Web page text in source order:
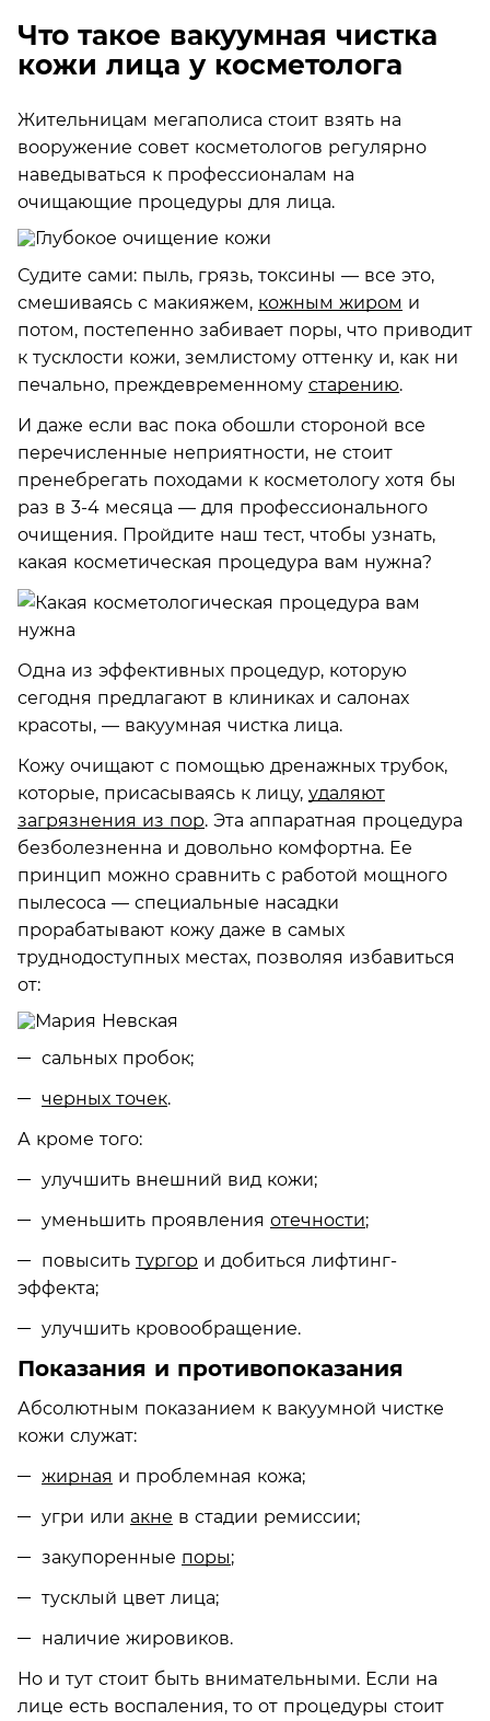
Что такое вакуумная чистка
кожи лица у косметолога
Жительницам мегаполиса стоит взять на
вооружение совет косметологов регулярно
наведываться к профессионалам на
очищающие процедуры для лица.
Судите сами: пыль, грязь, токсины — все это,
смешиваясь с макияжем, кожным жиром и
потом, постепенно забивает поры, что приводит
к тусклости кожи, землистому оттенку и, как ни
печально, преждевременному старению.
И даже если вас пока обошли стороной все
перечисленные неприятности, не стоит
пренебрегать походами к косметологу хотя бы
раз в 3-4 месяца — для профессионального
очищения. Пройдите наш тест, чтобы узнать,
какая косметическая процедура вам нужна?
Одна из эффективных процедур, которую
сегодня предлагают в клиниках и салонах
красоты, — вакуумная чистка лица.
Кожу очищают с помощью дренажных трубок,
которые, присасываясь к лицу, удаляют
загрязнения из пор. Эта аппаратная процедура
безболезненна и довольно комфортна. Ее
принцип можно сравнить с работой мощного
пылесоса — специальные насадки
прорабатывают кожу даже в самых
труднодоступных местах, позволяя избавиться
от:
сальных пробок;
черных точек.
А кроме того:
улучшить внешний вид кожи;
уменьшить проявления отечности;
повысить тургор и добиться лифтинг-
эффекта;
улучшить кровообращение.
Показания и противопоказания
Абсолютным показанием к вакуумной чистке
кожи служат:
жирная и проблемная кожа;
угри или акне в стадии ремиссии;
закупоренные поры;
тусклый цвет лица;
наличие жировиков.
Но и тут стоит быть внимательными. Если на
лице есть воспаления, то от процедуры стоит